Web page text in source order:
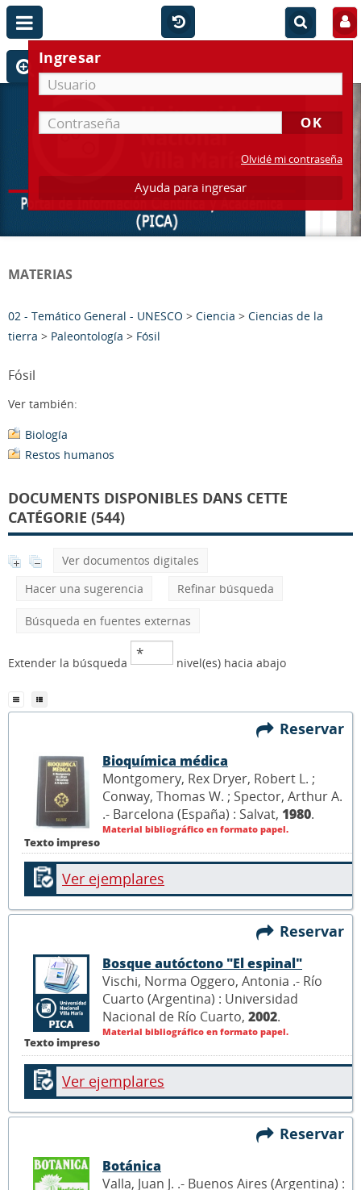
Ingresar
Olvidé mi contraseña
Ayuda para ingresar
MATERIAS
02 - Temático General - UNESCO > Ciencia > Ciencias de la
tierra > Paleontología > Fósil
Fósil
Ver también:
Biología
Restos humanos
DOCUMENTS DISPONIBLES DANS CETTE
CATÉGORIE (544)
Ver documentos digitales
Hacer una sugerencia
Refinar búsqueda
Búsqueda en fuentes externas
Extender la búsqueda nivel(es) hacia abajo
Reservar
Texto impreso
Bioquímica médica
Montgomery, Rex Dryer, Robert L. ;
Conway, Thomas W. ; Spector, Arthur A.
.- Barcelona (España) : Salvat, 1980.
Material bibliográfico en formato papel.
Ver ejemplares
Reservar
Texto impreso
Bosque autóctono "El espinal"
Vischi, Norma Oggero, Antonia .- Río
Cuarto (Argentina) : Universidad
Nacional de Río Cuarto, 2002.
Material bibliográfico en formato papel.
Ver ejemplares
Reservar
Botánica
Valla, Juan J. .- Buenos Aires (Argentina) :